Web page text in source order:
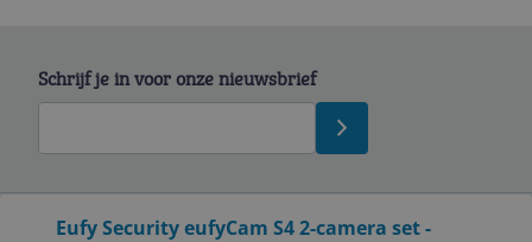
Eufy Security eufyCam S4 2-camera set -
Schrijf je in voor onze nieuwsbrief